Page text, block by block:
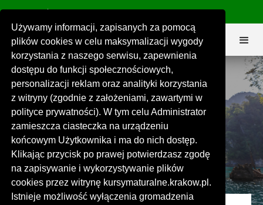
Używamy informacji, zapisanych za pomocą
plików cookies w celu maksymalizacji wygody
korzystania z naszego serwisu, zapewnienia
dostępu do funkcji społecznościowych,
personalizacji reklam oraz analityki korzystania
z witryny (zgodnie z założeniami, zawartymi w
polityce prywatności). W tym celu Administrator
zamieszcza ciasteczka na urządzeniu
końcowym Użytkownika i ma do nich dostęp.
Klikając przycisk po prawej potwierdzasz zgodę
na zapisywanie i wykorzystywanie plików
cookies przez witrynę kursymaturalne.krakow.pl.
Istnieje możliwość wyłączenia gromadzenia
575 151 191 biuro@kursymaturalne.krakow.pl
Nudzisz się w trakcie najdłuższych
wakacji w życiu? Nic straconego!
 30 sierpnia 2025  Karolina Nowak